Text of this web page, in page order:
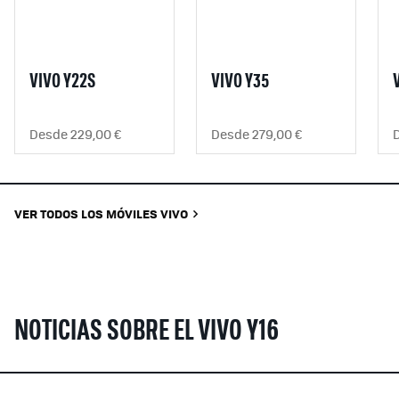
VIVO Y22S
Desde 229,00 €
VIVO Y35
Desde 279,00 €
VER TODOS LOS MÓVILES VIVO
NOTICIAS SOBRE EL VIVO Y16